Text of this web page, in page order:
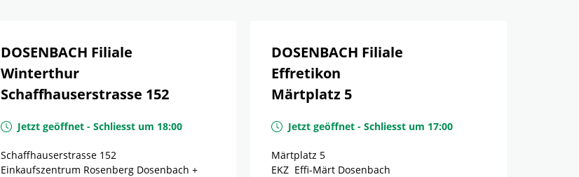
DOSENBACH Filiale
Winterthur
Schaffhauserstrasse 152
Jetzt geöffnet - Schliesst um 18:00
Schaffhauserstrasse 152
Einkaufszentrum Rosenberg Dosenbach +
DOSENBACH Filiale
Effretikon
Märtplatz 5
Jetzt geöffnet - Schliesst um 17:00
Märtplatz 5
EKZ Effi-Märt Dosenbach